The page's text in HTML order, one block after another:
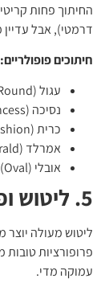
החיתוך פחות
דרמטי), אבל
חיתוכים פופולריים:
עגול (Round) – קלאסי ואוניברסלי
נסיכה (Princess) – מודרני וחד
כרית (Cushion) – רומנטי ורך
אמרלד (Emerald) – אלגנטי עם קווים נקיים
אובלי (Oval) – מאריך את האצבע
5. ליטוש ופרופורציות
ליטוש מעולה
פרופורציות
עמוקה מדי.